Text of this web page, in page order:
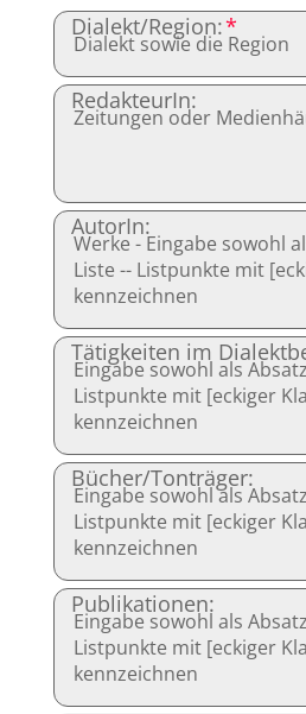
Dialekt/Region:
RedakteurIn:
AutorIn:
Tätigkeiten im
Bücher/Tonträger:
Publikationen: